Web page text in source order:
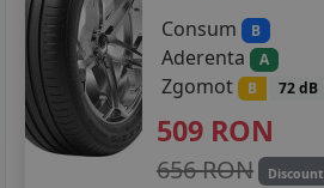
Consum
B
Aderenta A
Zgomot B 72 dB
509 RON
656 RON Discount